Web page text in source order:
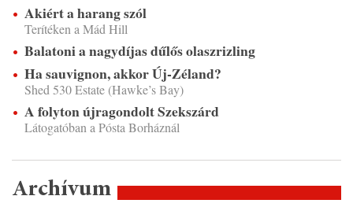
Akiért a harang szól
Terítéken a Mád Hill
Balatoni a nagydíjas dűlős olaszrizling
Ha sauvignon, akkor Új-Zéland?
Shed 530 Estate (Hawke’s Bay)
A folyton újragondolt Szekszárd
Látogatóban a Pósta Borháznál
Archívum